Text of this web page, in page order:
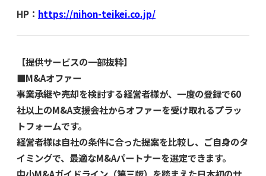
HP： https://nihon-teikei.co.jp/
【提供サービスの一部抜粋】
■M&Aオファー
事業承継や売却を検討する経営者様が、一度の登録で60
社以上のM&A支援会社からオファーを受け取れるプラッ
トフォームです。
経営者様は自社の条件に合った提案を比較し、ご自身のタ
イミングで、最適なM&Aパートナーを選定できます。